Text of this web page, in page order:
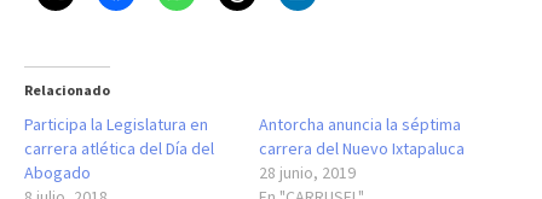
Relacionado
Participa la Legislatura en
carrera atlética del Día del
Abogado
Antorcha anuncia la séptima
carrera del Nuevo Ixtapaluca
28 junio, 2019